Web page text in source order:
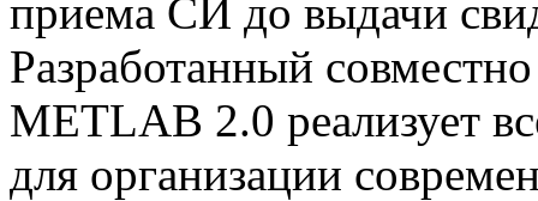
приема СИ до выдачи
Разработанный
METLAB 2.0 реализует
для организации